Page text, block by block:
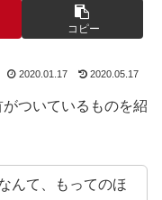
コピー
2020.01.17 2020.05.17
ついているものを紹
んて、もってのほ